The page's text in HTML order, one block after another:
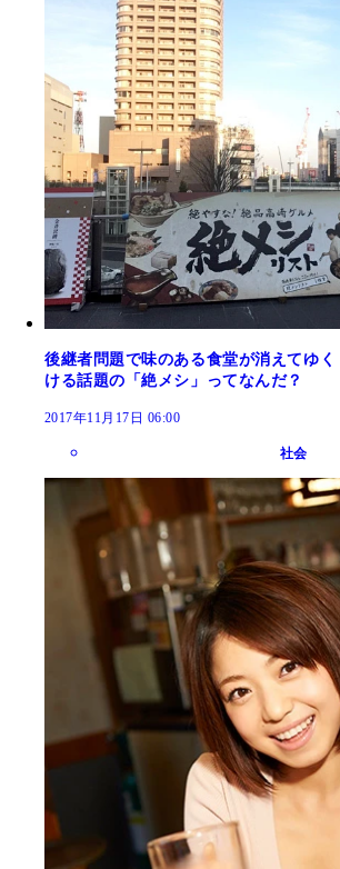
後継者問題で味のある食堂が消えてゆ
ける話題の「絶メシ」ってなんだ？
2017年11月17日 06:00
社会